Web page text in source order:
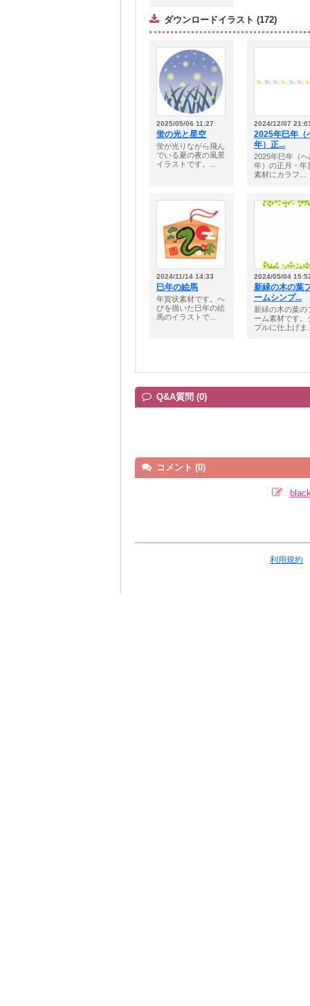
ダウンロードイラスト (172)
2025/05/06 11:27
蛍の光と星空
蛍が光りながら飛ん
でいる夏の夜の風景
イラストです。...
2024/12/07
2025年巳年（
年）正...
2025年巳年（へ
年）の正月・年
素材にカラフ...
2024/11/14 14:33
巳年の絵馬
年賀状素材です。へ
びを描いた巳年の絵
馬のイラストで...
2024/05/04
新緑の木の葉
ームシンプ...
新緑の木の葉の
ーム素材です。
プルに仕上げま
Q&A質問 (0)
コメント (0)
利用規約